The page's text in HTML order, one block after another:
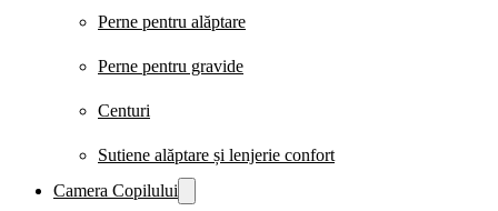
Perne pentru alăptare
Perne pentru gravide
Centuri
Sutiene alăptare și lenjerie confort
Camera Copilului